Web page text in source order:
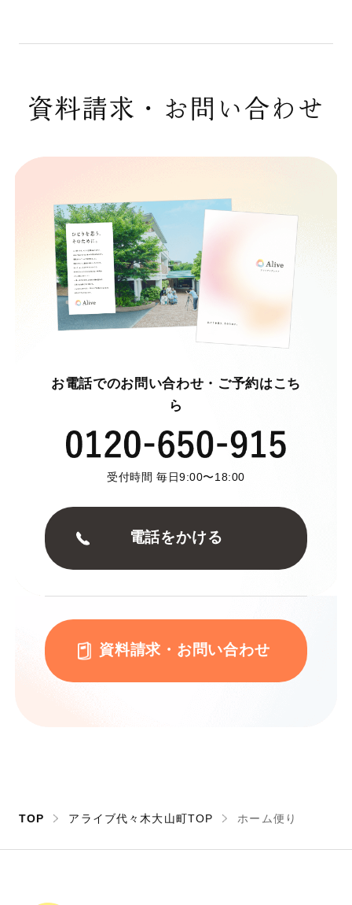
資料請求・お問い合わせ
お電話でのお問い合わせ・ご予約はこち
ら
受付時間 毎日9:00〜18:00
電話をかける
資料請求・お問い合わせ
TOP アライブ代々木大山町TOP ホーム便り